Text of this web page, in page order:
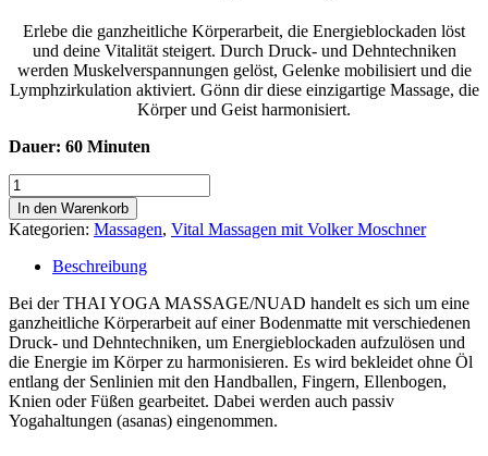
Erlebe die ganzheitliche Körperarbeit, die Energieblockaden löst
und deine Vitalität steigert. Durch Druck- und Dehntechniken
werden Muskelverspannungen gelöst, Gelenke mobilisiert und die
Lymphzirkulation aktiviert. Gönn dir diese einzigartige Massage, die
Körper und Geist harmonisiert.
Dauer: 60 Minuten
Thai
Yoga
Massage
-
Nuad
min)
in
Limburg
Menge
In den Warenkorb
Kategorien: Massagen, Vital Massagen mit Volker Moschner
Beschreibung
Bei der THAI YOGA MASSAGE/NUAD handelt es sich um eine
ganzheitliche Körperarbeit auf einer Bodenmatte mit verschiedenen
Druck- und Dehntechniken, um Energieblockaden aufzulösen und
die Energie im Körper zu harmonisieren. Es wird bekleidet ohne Öl
entlang der Senlinien mit den Handballen, Fingern, Ellenbogen,
Knien oder Füßen gearbeitet. Dabei werden auch passiv
Yogahaltungen (asanas) eingenommen.